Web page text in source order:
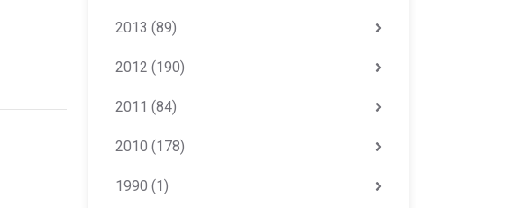
2013 (89)
2012 (190)
2011 (84)
2010 (178)
1990 (1)